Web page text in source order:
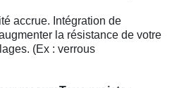
accrue. Intégration de
la résistance de votre
(Ex : verrous